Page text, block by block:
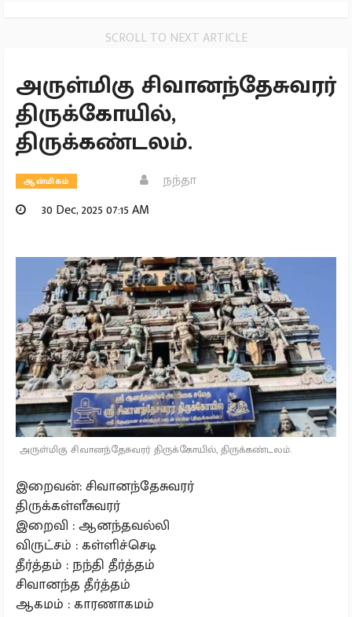
SCROLL TO NEXT ARTICLE
அருள்மிகு சிவானந்தேசுவரர்
திருக்கோயில்,
திருக்கண்டலம்.
ஆன்மிகம்
நந்தா
30 Dec, 2025 07:15 AM
அருள்மிகு சிவானந்தேசுவரர் திருக்கோயில், திருக்கண்டலம்.
இறைவன்: சிவானந்தேசுவரர்
திருக்கள்ளீசுவரர்
இறைவி : ஆனந்தவல்லி
விருட்சம் : கள்ளிச்செடி
தீர்த்தம் : நந்தி தீர்த்தம்
சிவானந்த தீர்த்தம்
ஆகமம் : காரணாகமம்